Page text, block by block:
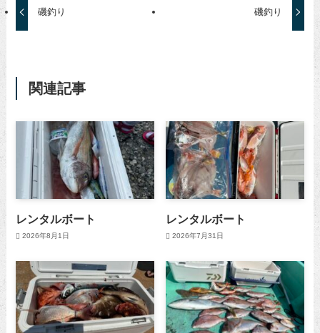
磯釣り 磯釣り
関連記事
レンタルボート
2026年8月1日
レンタルボート
2026年7月31日